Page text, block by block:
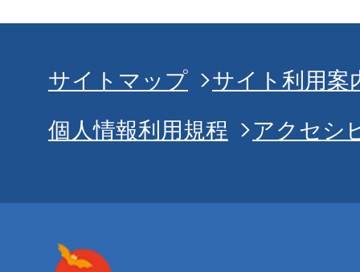
サイトマップ
サイト利用案
個人情報利用規程
アクセシ